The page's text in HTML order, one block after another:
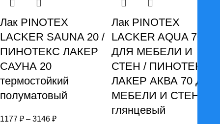
Лак PINOTEX
LACKER SAUNA 20 /
ПИНОТЕКС ЛАКЕР
САУНА 20
термостойкий
полуматовый
1177 ₽ – 3146 ₽Диапазон
Лак PINOTEX
LACKER AQUA 70
ДЛЯ МЕБЕЛИ И
СТЕН / ПИНОТЕКС
ЛАКЕР АКВА 70 ДЛЯ
МЕБЕЛИ И СТЕН
глянцевый